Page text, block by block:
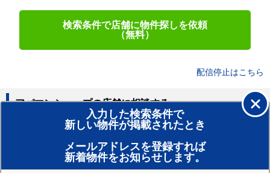
検索条件で店舗に物件探しを依頼
（無料）
配信停止はこちら
入力した検索条件で
新しい物件が掲載されたとき
メールアドレスを登録すれば
新着物件をお知らせします。
アパマンショップの店舗に相談する
賃貸のプロがお部屋探し！
おまかせ物件リクエスト